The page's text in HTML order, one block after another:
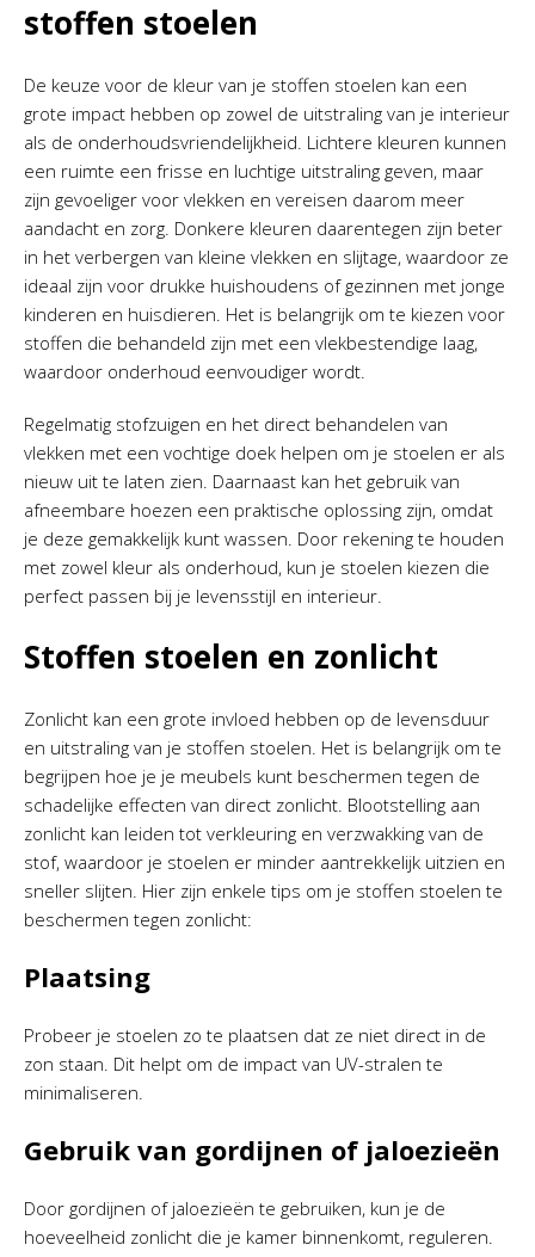
stoffen stoelen
De keuze voor de kleur van je stoffen stoelen kan een
grote impact hebben op zowel de uitstraling van je interieur
als de onderhoudsvriendelijkheid. Lichtere kleuren kunnen
een ruimte een frisse en luchtige uitstraling geven, maar
zijn gevoeliger voor vlekken en vereisen daarom meer
aandacht en zorg. Donkere kleuren daarentegen zijn beter
in het verbergen van kleine vlekken en slijtage, waardoor ze
ideaal zijn voor drukke huishoudens of gezinnen met jonge
kinderen en huisdieren. Het is belangrijk om te kiezen voor
stoffen die behandeld zijn met een vlekbestendige laag,
waardoor onderhoud eenvoudiger wordt.
Regelmatig stofzuigen en het direct behandelen van
vlekken met een vochtige doek helpen om je stoelen er als
nieuw uit te laten zien. Daarnaast kan het gebruik van
afneembare hoezen een praktische oplossing zijn, omdat
je deze gemakkelijk kunt wassen. Door rekening te houden
met zowel kleur als onderhoud, kun je stoelen kiezen die
perfect passen bij je levensstijl en interieur.
Stoffen stoelen en zonlicht
Zonlicht kan een grote invloed hebben op de levensduur
en uitstraling van je stoffen stoelen. Het is belangrijk om te
begrijpen hoe je je meubels kunt beschermen tegen de
schadelijke effecten van direct zonlicht. Blootstelling aan
zonlicht kan leiden tot verkleuring en verzwakking van de
stof, waardoor je stoelen er minder aantrekkelijk uitzien en
sneller slijten. Hier zijn enkele tips om je stoffen stoelen te
beschermen tegen zonlicht:
Plaatsing
Probeer je stoelen zo te plaatsen dat ze niet direct in de
zon staan. Dit helpt om de impact van UV-stralen te
minimaliseren.
Gebruik van gordijnen of jaloezieën
Door gordijnen of jaloezieën te gebruiken, kun je de
hoeveelheid zonlicht die je kamer binnenkomt, reguleren.